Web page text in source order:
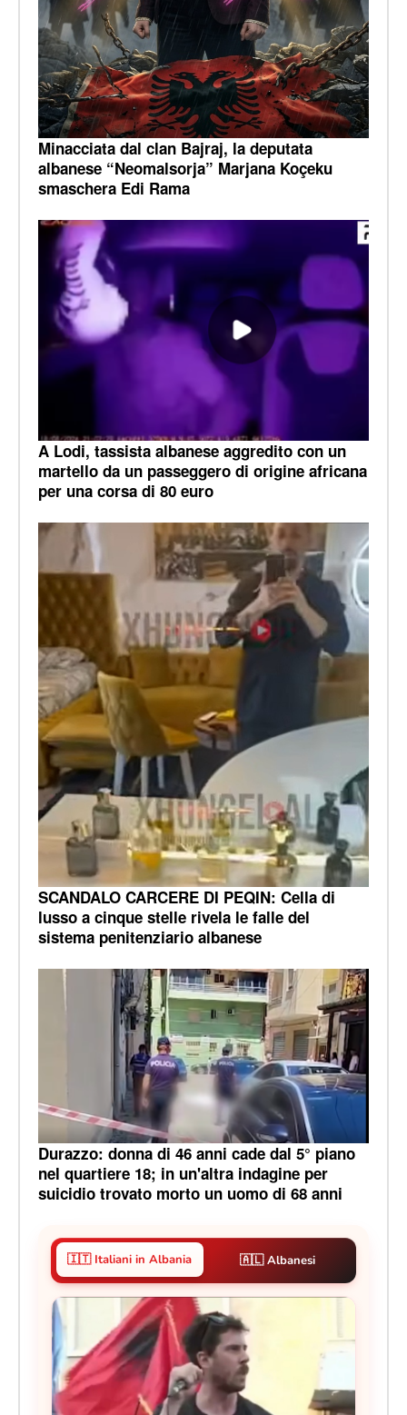
Minacciata dal clan Bajraj, la deputata
albanese “Neomalsorja” Marjana Koçeku
smaschera Edi Rama
A Lodi, tassista albanese aggredito con un
martello da un passeggero di origine africana
per una corsa di 80 euro
SCANDALO CARCERE DI PEQIN: Cella di
lusso a cinque stelle rivela le falle del
sistema penitenziario albanese
Durazzo: donna di 46 anni cade dal 5° piano
nel quartiere 18; in un'altra indagine per
suicidio trovato morto un uomo di 68 anni
🇮🇹 Italiani in Albania 🇦🇱 Albanesi